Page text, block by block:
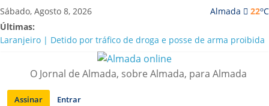
Saltar
para
conteúdo
Almada 22oC
Sábado, Agosto 8, 2026
Últimas:
Laranjeiro | Detido por tráfico de droga e posse de arma proibida
A “crise” da água em Almada: ilações e ensinamentos necessários
Costa da Caparica | Polícia Marítima e ASAE detectam
irregularidades em habitações e restaurantes
O Jornal de Almada, sobre Almada, para Almada
Assinar Entrar